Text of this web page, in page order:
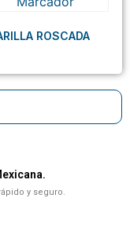
y seguro.
ROSCADA